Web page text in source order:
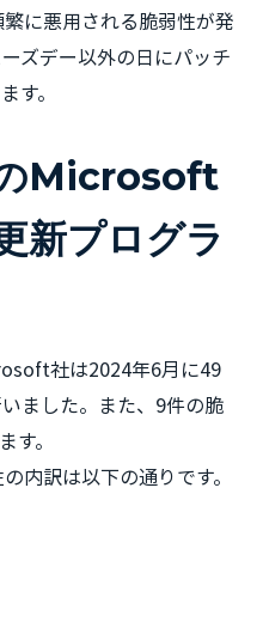
に悪用される脆弱性が発
ズデー以外の日にパッチ
す。
Microsoft
新プログラ
社は2024年6月に49
ました。また、9件の脆
す。
内訳は以下の通りです。